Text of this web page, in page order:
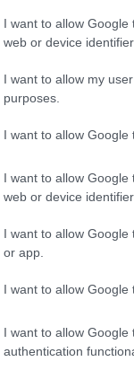
I want to allow
web or device
I want to allow my
purposes.
I want to allow Google
I want to allow
web or device
I want to allow
or app.
I want to allow Google
I want to allow
authentication